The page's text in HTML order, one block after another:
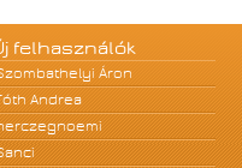
felhasználók
Áron
Andrea